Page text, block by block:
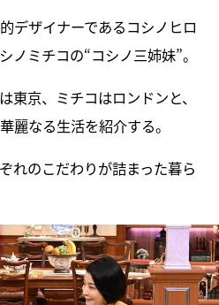
デザイナーであるコシノヒロ
ノミチコの“コシノ三姉妹”。
東京、ミチコはロンドンと、
麗なる生活を紹介する。
れのこだわりが詰まった暮ら